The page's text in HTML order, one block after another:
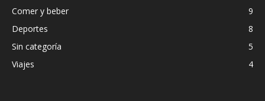
Comer y beber
9
Deportes
8
Sin categoría
5
Viajes
4